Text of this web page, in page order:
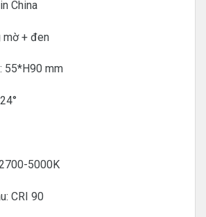
China
mờ + đen
55*H90 mm
5000K
CRI 90